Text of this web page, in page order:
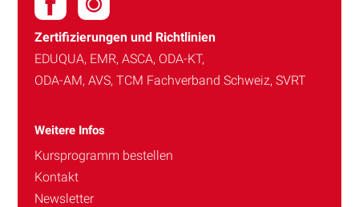
Zertifizierungen und Richtlinien
EDUQUA, EMR, ASCA, ODA-KT,
ODA-AM, AVS, TCM Fachverband Schweiz, SVRT
Weitere Infos
Kursprogramm bestellen
Kontakt
Newsletter